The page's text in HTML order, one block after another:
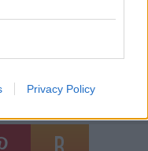
Privacy Policy
forgalmazza